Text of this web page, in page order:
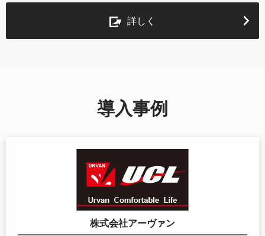
詳しく
導入事例
株式会社アーヴァン